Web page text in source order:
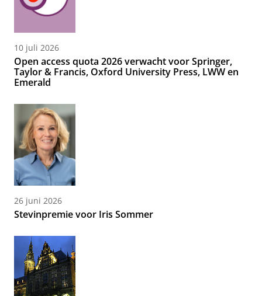
10 juli 2026
Open access quota 2026 verwacht voor Springer,
Taylor & Francis, Oxford University Press, LWW en
Emerald
26 juni 2026
Stevinpremie voor Iris Sommer